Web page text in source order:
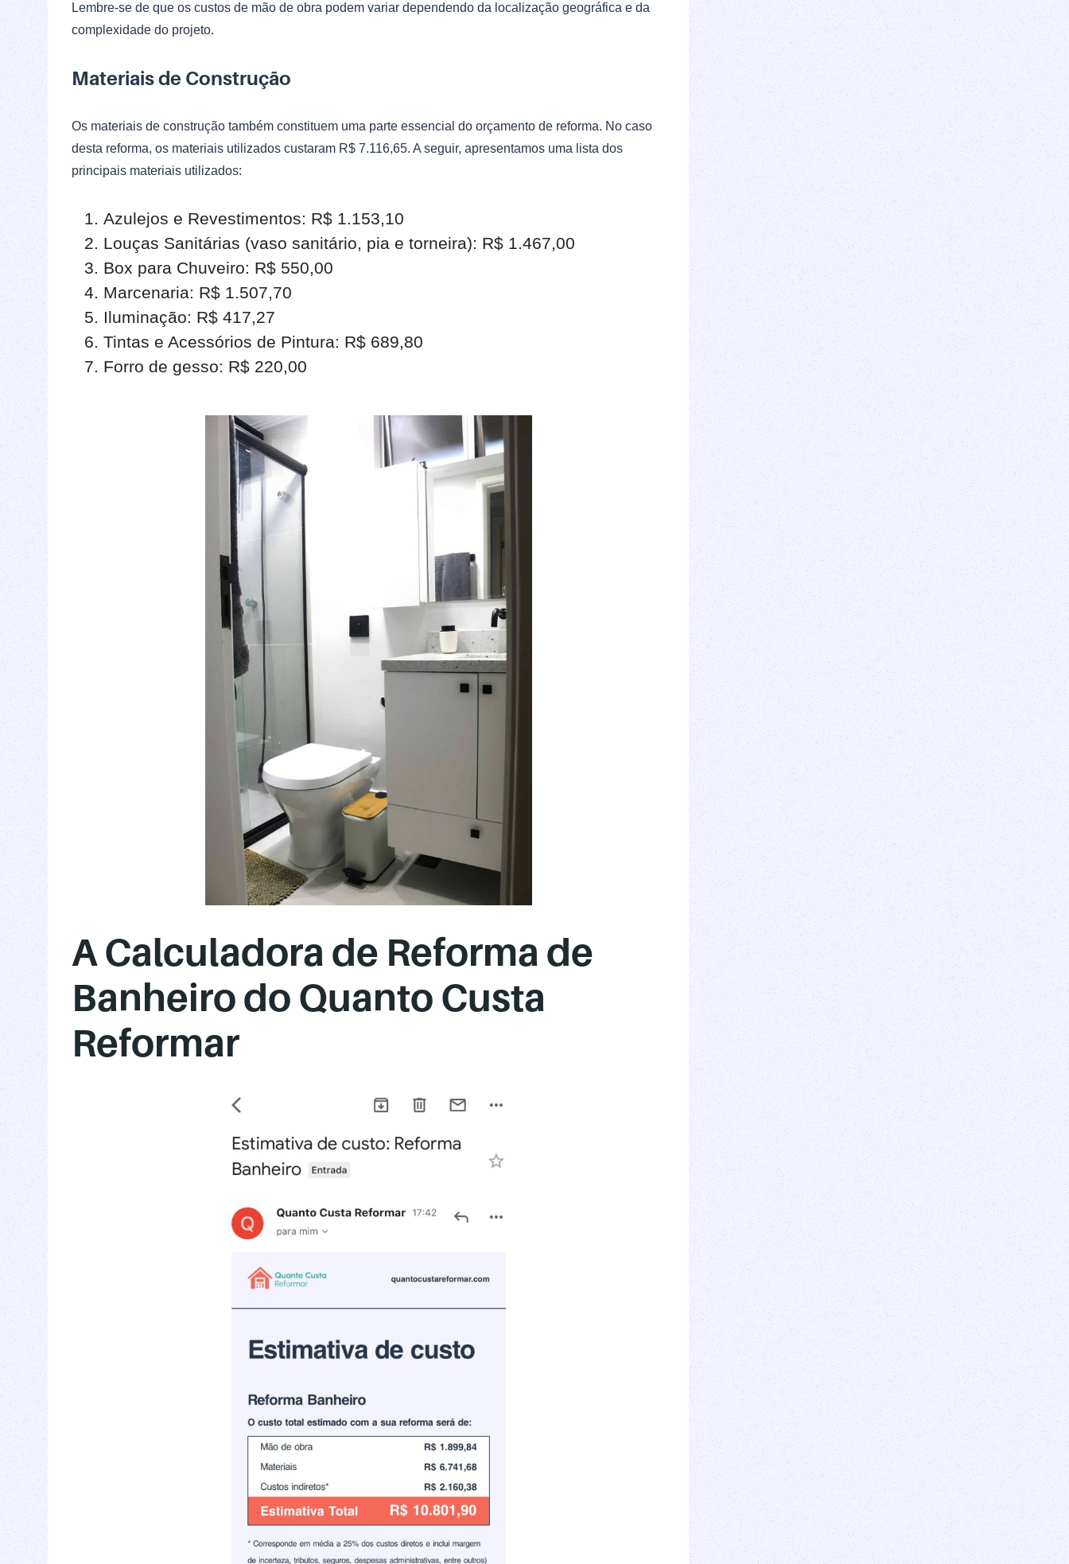
Lembre-se de que os custos de mão de obra podem variar dependendo da localização geográfica e da
complexidade do projeto.
Materiais de Construção
Os materiais de construção também constituem uma parte essencial do orçamento de reforma. No caso
desta reforma, os materiais utilizados custaram R$ 7.116,65. A seguir, apresentamos uma lista dos
principais materiais utilizados:
Azulejos e Revestimentos: R$ 1.153,10
Louças Sanitárias (vaso sanitário, pia e torneira): R$ 1.467,00
Box para Chuveiro: R$ 550,00
Marcenaria: R$ 1.507,70
Iluminação: R$ 417,27
Tintas e Acessórios de Pintura: R$ 689,80
Forro de gesso: R$ 220,00
A Calculadora de Reforma de
Banheiro do Quanto Custa
Reformar